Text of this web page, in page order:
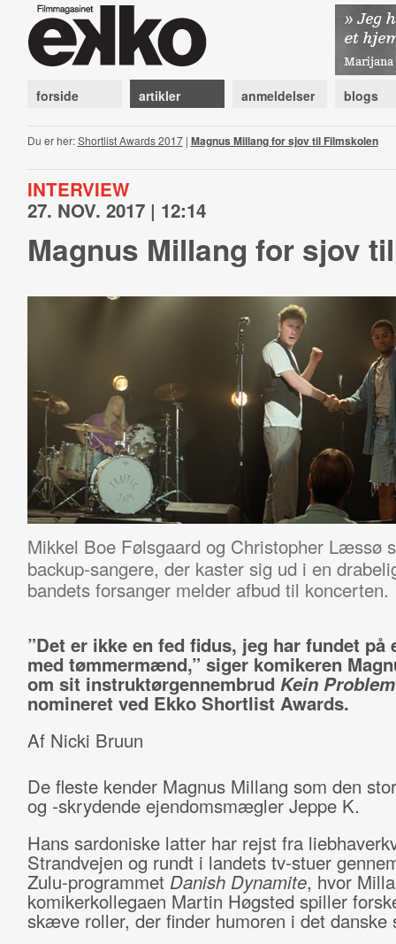
forside artikler anmeldelser blogs
Du er her:Shortlist Awards 2017| Magnus Millang for sjov til Filmskolen
INTERVIEW
27. NOV. 2017 | 12:14
Magnus Millang for sjov
Mikkel Boe Følsgaard og Christopher Læssø
backup-sangere, der kaster sig ud i en
bandets forsanger melder afbud til koncerten.
”Det er ikke en fed fidus, jeg har fundet på
med tømmermænd,” siger komikeren
om sit instruktørgennembrud Kein Problem
nomineret ved Ekko Shortlist Awards.
Af Nicki Bruun
De fleste kender Magnus Millang som den
og -skrydende ejendomsmægler Jeppe K.
Hans sardoniske latter har rejst fra
Strandvejen og rundt i landets tv-stuer
Zulu-programmet Danish Dynamite, hvor
komikerkollegaen Martin Høgsted spiller
skæve roller, der finder humoren i det danske